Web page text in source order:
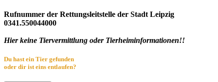
Rufnummer der Rettungsleitstelle der Stadt Leipzig
0341.550044000
Hier keine Tiervermittlung oder Tierheiminformationen!!
Du hast ein Tier gefunden
oder dir ist eins entlaufen?